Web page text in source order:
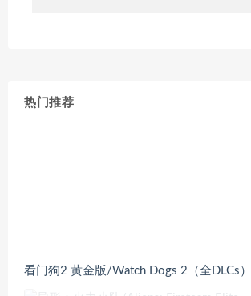
热门推荐
看门狗2 黄金版/Watch Dogs 2（全DLCs）